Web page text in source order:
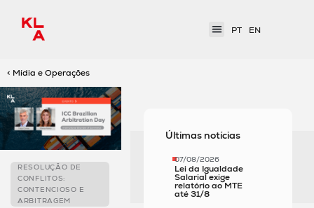
PT EN
< Mídia e Operações
RESOLUÇÃO DE
CONFLITOS:
CONTENCIOSO E
ARBITRAGEM
Últimas notícias
07/08/2026
Lei da Igualdade
Salarial exige
relatório ao MTE
até 31/8